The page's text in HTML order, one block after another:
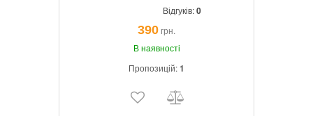
Відгуків:0
390грн.
В наявності
Пропозицій:1